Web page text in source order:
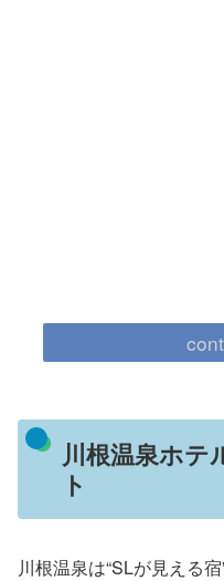
川根温泉ホテ
ト
川根温泉は“SLが見える